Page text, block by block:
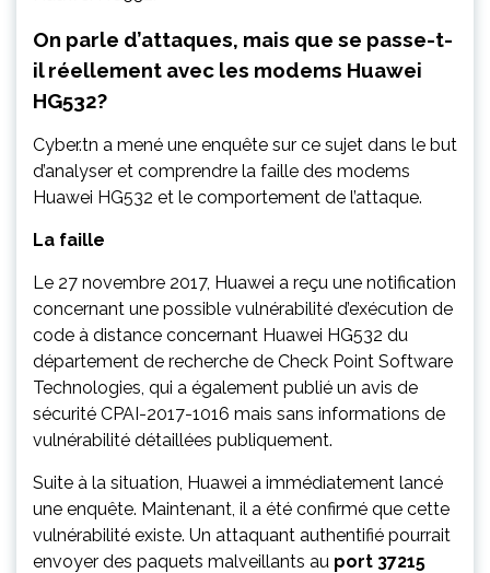
On parle d’attaques, mais que se passe-t-
il réellement avec les modems Huawei
HG532?
Cyber.tn a mené une enquête sur ce sujet dans le but
d’analyser et comprendre la faille des modems
Huawei HG532 et le comportement de l’attaque.
La faille
Le 27 novembre 2017, Huawei a reçu une notification
concernant une possible vulnérabilité d’exécution de
code à distance concernant Huawei HG532 du
département de recherche de Check Point Software
Technologies, qui a également publié un avis de
sécurité CPAI-2017-1016 mais sans informations de
vulnérabilité détaillées publiquement.
Suite à la situation, Huawei a immédiatement lancé
une enquête. Maintenant, il a été confirmé que cette
vulnérabilité existe. Un attaquant authentifié pourrait
envoyer des paquets malveillants au port 37215